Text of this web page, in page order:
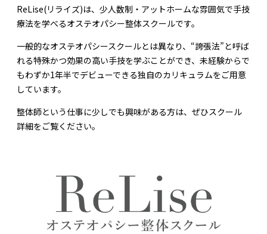
ReLise(リライズ)は、少人数制・アットホームな雰囲気で手技
療法を学べるオステオパシー整体スクールです。
一般的なオステオパシースクールとは異なり、“誇張法”と呼ば
れる特殊かつ効果の高い手技を学ぶことができ、未経験からで
もわずか1年半でデビューできる独自のカリキュラムをご用意
しています。
整体師という仕事に少しでも興味がある方は、ぜひスクール
詳細をご覧ください。